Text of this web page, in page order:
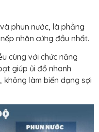
phun nước, là phẳng
nhăn cứng đầu nhất.
cùng với chức năng
giúp ủi đồ nhanh
làm biến dạng sợi